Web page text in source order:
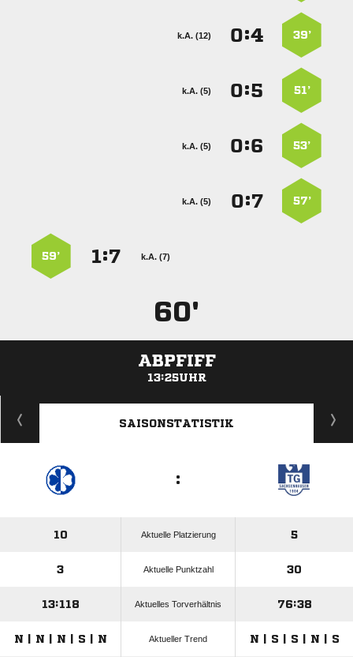
39’
:
k.A. (12)
51’
:
k.A. (5)
53’
:
k.A. (5)
57’
:
k.A. (5)
k.A. (7)
:
59’
60'
ABPFIFF
13:25UHR
ANZEIGE
SAISONSTATISTIK
:
10 Aktuelle Platzierung 5
3 Aktuelle Punktzahl 30
13:118 Aktuelles Torverhältnis 76:38
N | N | N | S | N Aktueller Trend N | S | S | N | S